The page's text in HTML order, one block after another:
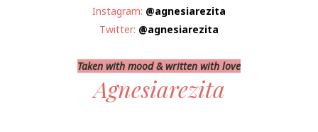
Instagram: @agnesiarezita
Twitter: @agnesiarezita
Taken with mood & written with love
Agnesiarezita